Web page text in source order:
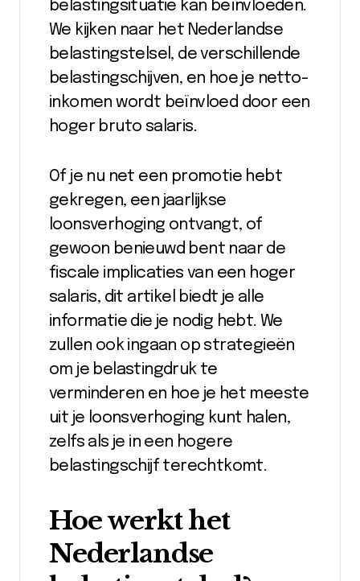
belastingsituatie kan beïnvloeden.
We kijken naar het Nederlandse
belastingstelsel, de verschillende
belastingschijven, en hoe je netto-
inkomen wordt beïnvloed door een
hoger bruto salaris.
Of je nu net een promotie hebt
gekregen, een jaarlijkse
loonsverhoging ontvangt, of
gewoon benieuwd bent naar de
fiscale implicaties van een hoger
salaris, dit artikel biedt je alle
informatie die je nodig hebt. We
zullen ook ingaan op strategieën
om je belastingdruk te
verminderen en hoe je het meeste
uit je loonsverhoging kunt halen,
zelfs als je in een hogere
belastingschijf terechtkomt.
Hoe werkt het
Nederlandse